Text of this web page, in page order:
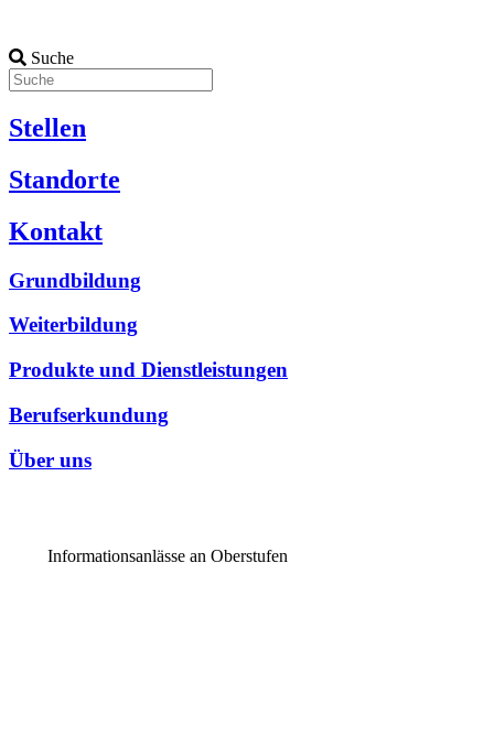
Suche
Stellen
Standorte
Kontakt
Grundbildung
Weiterbildung
Produkte und Dienstleistungen
Berufserkundung
Über uns
Informationsanlässe an Oberstufen